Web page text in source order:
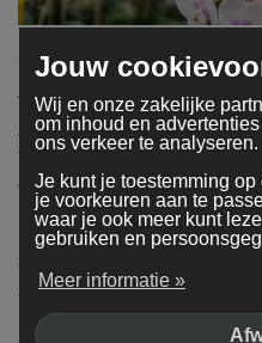
‘Nederland staat bekend
weten ons wel te vinden.’
Amerikaanse concurrenten
York dan de kweker die in
tijdsverschil werken wij
Bart is geboren in een
groente verdween in een
en het is weg: je kan er
Jouw
Wij en onze zakelijke
om inhoud en
ons verkeer te analyseren.
Je kunt je toestemming
je voorkeuren aan te
waar je ook meer kunt
gebruiken en
Meer informatie »